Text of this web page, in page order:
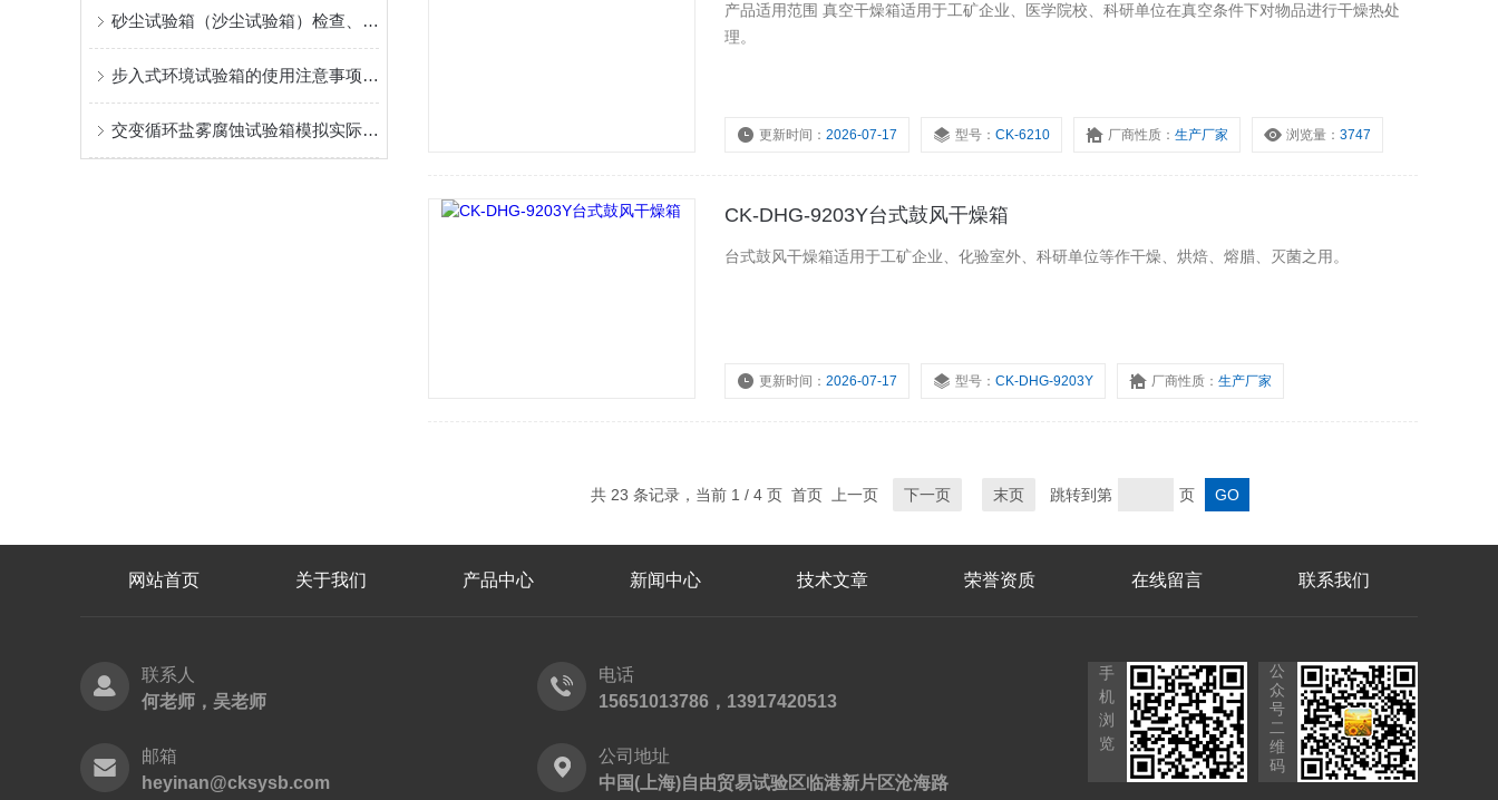
砂尘试验箱（沙尘试验箱）检查、维护与保养
步入式环境试验箱的使用注意事项有哪些呢？
交变循环盐雾腐蚀试验箱模拟实际环境中盐雾对材料或产品的腐蚀作用
产品适用范围 真空干燥箱适用于工矿企业、医学院校、科研单位在真空条件下对物品进行干燥热处
理。
更新时间：2026-07-17 型号：CK-6210 厂商性质：生产厂家 浏览量：3747
CK-DHG-9203Y台式鼓风干燥箱
台式鼓风干燥箱适用于工矿企业、化验室外、科研单位等作干燥、烘焙、熔腊、灭菌之用。
更新时间：2026-07-17 型号：CK-DHG-9203Y 厂商性质：生产厂家
共 23 条记录，当前 1 / 4 页 首页 上一页 下一页 末页 跳转到第 页
网站首页 关于我们 产品中心 新闻中心 技术文章 荣誉资质 在线留言 联系我们
联系人
何老师，吴老师
电话
15651013786，13917420513
邮箱
heyinan@cksysb.com
公司地址
中国(上海)自由贸易试验区临港新片区沧海路
手
机
浏
览
公
众
号
二
维
码